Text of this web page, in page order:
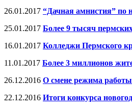
26.01.2017 “Дачная амнистия” по
25.01.2017 Более 9 тысяч
16.01.2017 Колледжи Пермского
11.01.2017 Более 3 миллионов
26.12.2016 О смене режима
22.12.2016 Итоги конкурса